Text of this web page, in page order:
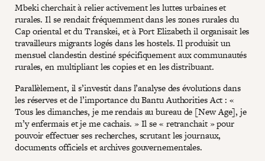
Mbeki cherchait à relier activement les luttes urbaines et
rurales. Il se rendait fréquemment dans les zones rurales du
Cap oriental et du Transkei, et à Port Elizabeth il organisait les
travailleurs migrants logés dans les hostels. Il produisit un
mensuel clandestin destiné spécifiquement aux communautés
rurales, en multipliant les copies et en les distribuant.
Parallèlement, il s’investit dans l’analyse des évolutions dans
les réserves et de l’importance du Bantu Authorities Act : «
Tous les dimanches, je me rendais au bureau de [New Age], je
m’y enfermais et je me cachais. » Il se « retranchait » pour
pouvoir effectuer ses recherches, scrutant les journaux,
documents officiels et archives gouvernementales.